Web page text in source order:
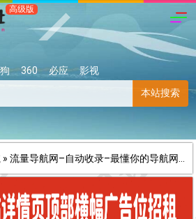
360 必应
影视
本站搜索
»